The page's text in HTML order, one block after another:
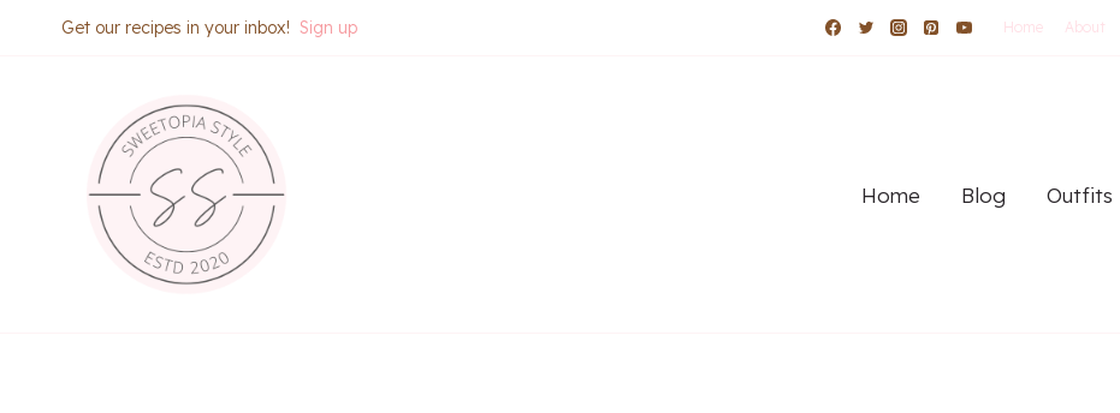
Get our recipes in your inbox! Sign up Home About
Home Blog Outfits